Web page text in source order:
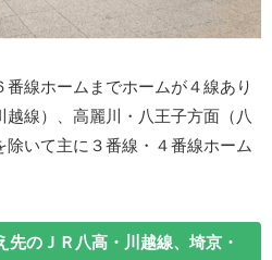
線ホームまでホームが４線あり
越線）、高麗川・八王子方面（八
いて主に３番線・４番線ホーム
先のＪＲ八高・川越線、埼京・